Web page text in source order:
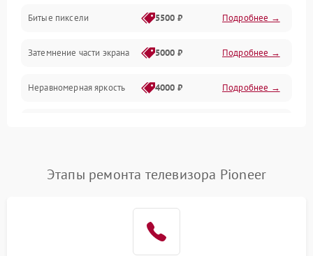
Механические повреждения
Программное обеспечение
Сеть и подключения
Битые пиксели 5500 ₽ Подробнее →
Затемнение части экрана 5000 ₽ Подробнее →
Неравномерная яркость 4000 ₽ Подробнее →
Этапы ремонта телевизора Pioneer